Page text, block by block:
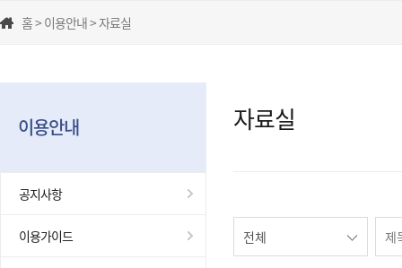
홈 > 이용안내 > 자료실
이용안내
공지사항
이용가이드
자료실